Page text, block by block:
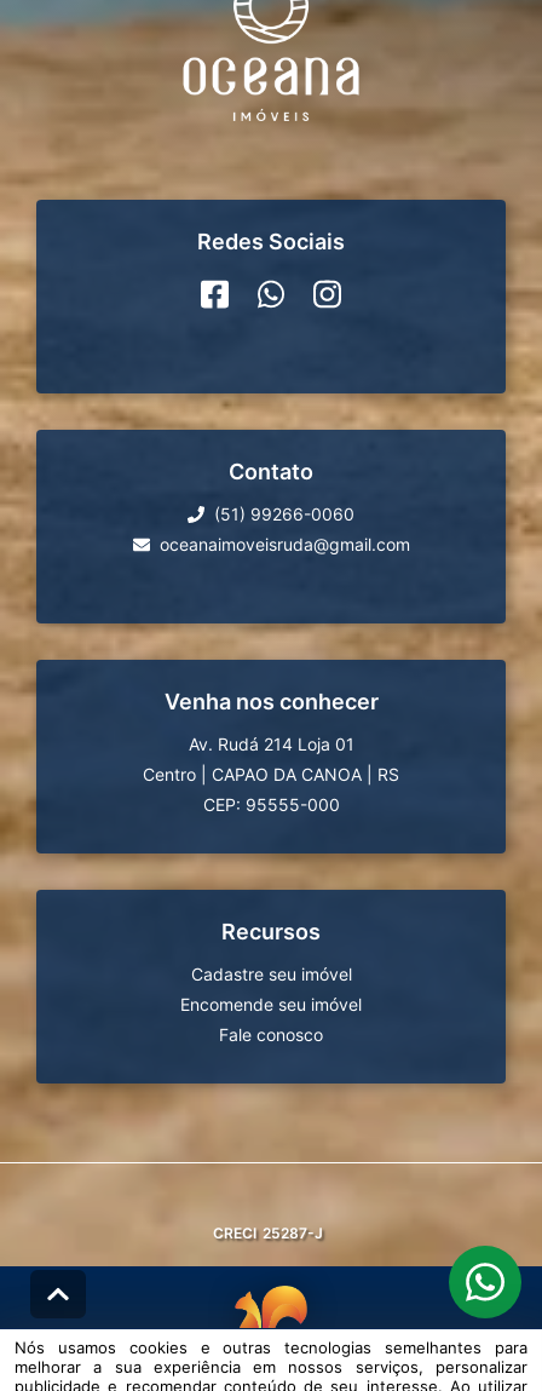
Redes Sociais
Contato
(51) 99266-0060
oceanaimoveisruda@gmail.com
Venha nos conhecer
Av. Rudá 214 Loja 01
Centro
CAPAO DA CANOA
RS
CEP: 95555-000
Recursos
Cadastre seu imóvel
Encomende seu imóvel
Fale conosco
CRECI 25287-J
© DESENVOLVIDO PELAAGIL.NET
Nós usamos cookies e outras tecnologias semelhantes para
melhorar a sua experiência em nossos serviços, personalizar
publicidade e recomendar conteúdo de seu interesse. Ao utilizar